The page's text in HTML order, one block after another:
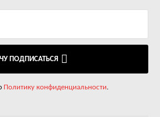
ПОДПИСАТЬСЯ
Политику конфиденциальности.